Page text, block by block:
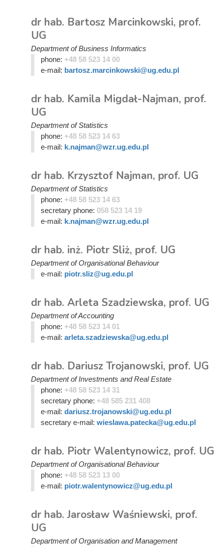
dr hab. Bartosz Marcinkowski, prof.
UG
Department of Business Informatics
phone: +48 58 523 14 00
e-mail: bartosz.marcinkowski@ug.edu.pl
dr hab. Kamila Migdał-Najman, prof.
UG
Department of Statistics
phone: +48 58 523 14 63
e-mail: k.najman@wzr.ug.edu.pl
dr hab. Krzysztof Najman, prof. UG
Department of Statistics
phone: +48 58 523 14 63
secretary phone: 058 523 14 19
e-mail: k.najman@wzr.ug.edu.pl
dr hab. inż. Piotr Sliż, prof. UG
Department of Organisational Behaviour
e-mail: piotr.sliz@ug.edu.pl
dr hab. Arleta Szadziewska, prof. UG
Department of Accounting
phone: +48 58 523 14 01
e-mail: arleta.szadziewska@ug.edu.pl
dr hab. Dariusz Trojanowski, prof. UG
Department of Investments and Real Estate
phone: +48 58 523 14 31
secretary phone: +48 585 231 408
e-mail: dariusz.trojanowski@ug.edu.pl
secretary e-mail: wieslawa.patecka@ug.edu.pl
dr hab. Piotr Walentynowicz, prof. UG
Department of Organisational Behaviour
phone: +48 58 523 13 00
e-mail: piotr.walentynowicz@ug.edu.pl
dr hab. Jarosław Waśniewski, prof.
UG
Department of Organisation and Management